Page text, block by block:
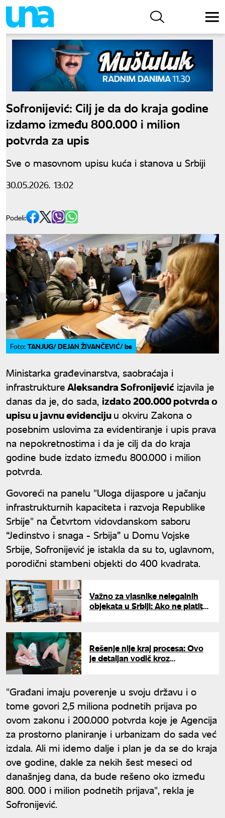
Sofronijević: Cilj je da do kraja godine
izdamo između 800.000 i milion
potvrda za upis
Sve o masovnom upisu kuća i stanova u Srbiji
30.05.2026. 13:02
Podeli:
Foto: TANJUG/ DEJAN ŽIVANČEVIĆ/ bs
Ministarka građevinarstva, saobraćaja i
infrastruktureAleksandra Sofronijević izjavila je
danas da je, do sada, izdato 200.000 potvrda o
upisu u javnu evidencijuu okviru Zakona o
posebnim uslovima za evidentiranje i upis prava
na nepokretnostima i da je cilj da do kraja
godine bude izdato između 800.000 i milion
potvrda.
Govoreći na panelu "Uloga dijaspore u jačanju
infrastrukturnih kapaciteta i razvoja Republike
Srbije" na Četvrtom vidovdanskom saboru
“Jedinstvo i snaga - Srbija” u Domu Vojske
Srbije, Sofronijević je istakla da su to, uglavnom,
porodični stambeni objekti do 400 kvadrata.
Važno za vlasnike nelegalnih
objekata u Srbiji: Ako ne platite
Rešenje nije kraj procesa: Ovo
je detaljan vodič kroz
"Građani imaju poverenje u svoju državu i o
tome govori 2,5 miliona podnetih prijava po
ovom zakonu i 200.000 potvrda koje je Agencija
za prostorno planiranje i urbanizam do sada već
izdala. Ali mi idemo dalje i plan je da se do kraja
ove godine, dakle za nekih šest meseci od
današnjeg dana, da bude rešeno oko između
800. 000 i milion podnetih prijava", rekla je
Sofronijević.